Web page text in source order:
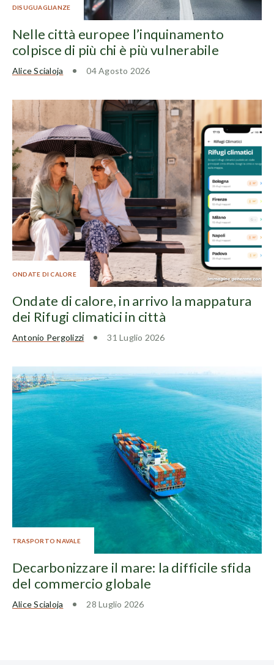
DISUGUAGLIANZE
Nelle città europee l’inquinamento
colpisce di più chi è più vulnerabile
Alice Scialoja 04 Agosto 2026
ONDATE DI CALORE
Ondate di calore, in arrivo la mappatura
dei Rifugi climatici in città
Antonio Pergolizzi 31 Luglio 2026
TRASPORTO NAVALE
Decarbonizzare il mare: la difficile sfida
del commercio globale
Alice Scialoja 28 Luglio 2026